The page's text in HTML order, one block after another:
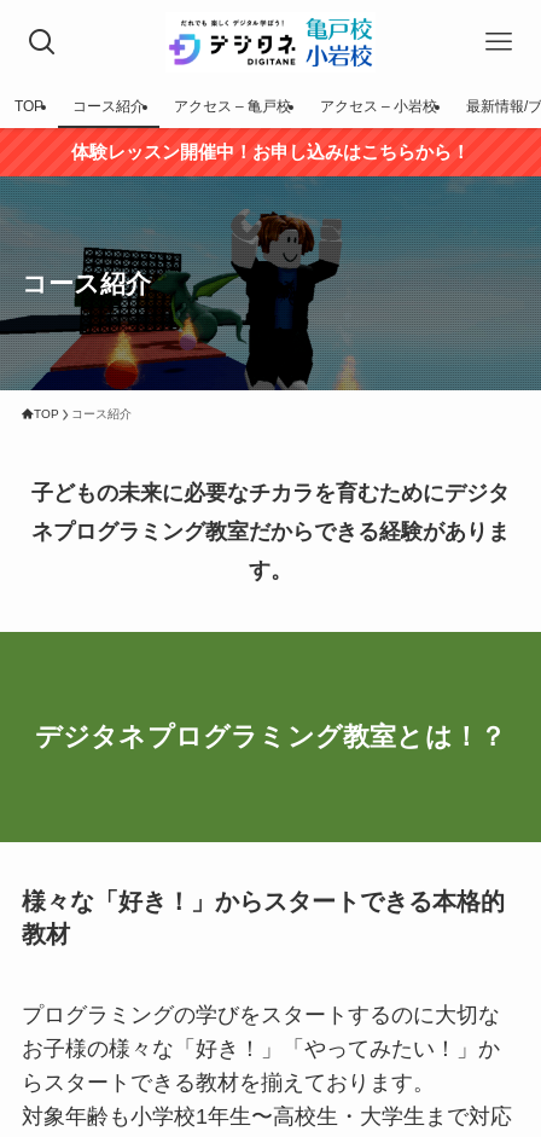
TOP コース紹介 アクセス – 亀戸校 アクセス – 小岩校 最新情報/
体験レッスン開催中！お申し込みはこちらから！
コース紹介
TOP コース紹介
子どもの未来に必要なチカラを育むためにデジタ
ネプログラミング教室だからできる経験がありま
す。
デジタネプログラミング教室とは！？
様々な「好き！」からスタートできる本格的
教材
プログラミングの学びをスタートするのに大切な
お子様の様々な「好き！」「やってみたい！」か
らスタートできる教材を揃えております。
対象年齢も小学校1年生〜高校生・大学生まで対応